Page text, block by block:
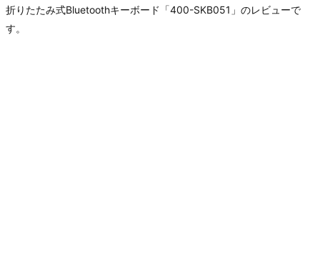
折りたたみ式Bluetoothキーボード「400-SKB051」のレビューで
す。